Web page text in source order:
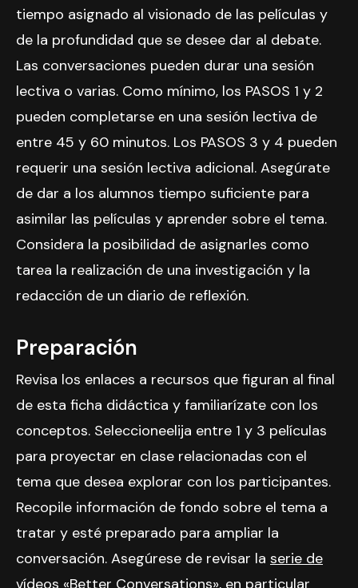
tiempo asignado al visionado de las películas y
de la profundidad que se desee dar al debate.
Las conversaciones pueden durar una sesión
lectiva o varias. Como mínimo, los PASOS 1 y 2
pueden completarse en una sesión lectiva de
entre 45 y 60 minutos. Los PASOS 3 y 4 pueden
requerir una sesión lectiva adicional. Asegúrate
de dar a los alumnos tiempo suficiente para
asimilar las películas y aprender sobre el tema.
Considera la posibilidad de asignarles como
tarea la realización de una investigación y la
redacción de un diario de reflexión.
Preparación
Revisa los enlaces a recursos que figuran al final
de esta ficha didáctica y familiarízate con los
conceptos. Seleccioneelija entre 1 y 3 películas
para proyectar en clase relacionadas con el
tema que desea explorar con los participantes.
Recopile información de fondo sobre el tema a
tratar y esté preparado para ampliar la
conversación. Asegúrese de revisar la serie de